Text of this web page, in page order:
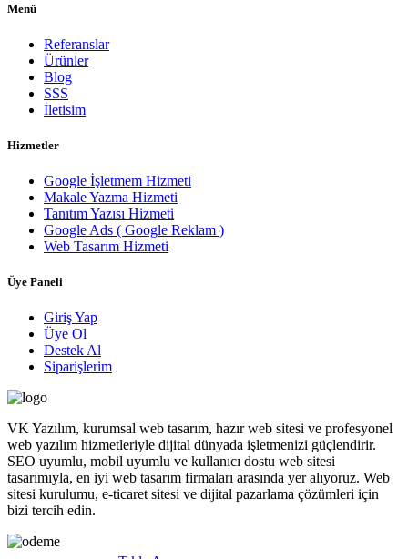
Menü
Referanslar
Ürünler
Blog
SSS
İletisim
Hizmetler
Google İşletmem Hizmeti
Makale Yazma Hizmeti
Tanıtım Yazısı Hizmeti
Google Ads ( Google Reklam )
Web Tasarım Hizmeti
Üye Paneli
Giriş Yap
Üye Ol
Destek Al
Siparişlerim
VK Yazılım, kurumsal web tasarım, hazır web sitesi ve profesyonel
web yazılım hizmetleriyle dijital dünyada işletmenizi güçlendirir.
SEO uyumlu, mobil uyumlu ve kullanıcı dostu web sitesi
tasarımıyla, en iyi web tasarım firmaları arasında yer alıyoruz. Web
sitesi kurulumu, e-ticaret sitesi ve dijital pazarlama çözümleri için
bizi tercih edin.